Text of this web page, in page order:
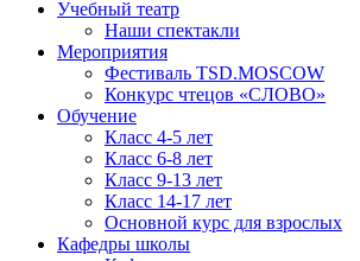
Учебный театр
Наши спектакли
Мероприятия
Фестиваль TSD.MOSCOW
Конкурс чтецов «СЛОВО»
Обучение
Класс 4-5 лет
Класс 6-8 лет
Класс 9-13 лет
Класс 14-17 лет
Основной курс для взрослых
Кафедры школы